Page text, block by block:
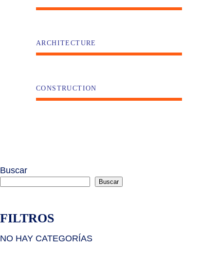
ARCHITECTURE
CONSTRUCTION
Buscar
Buscar
FILTROS
NO HAY CATEGORÍAS